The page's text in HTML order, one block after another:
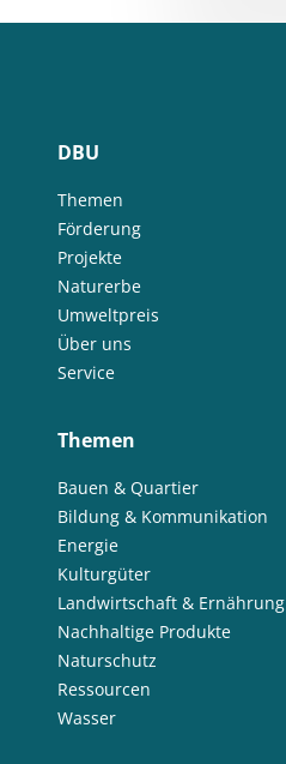
DBU
Themen
Förderung
Projekte
Naturerbe
Umweltpreis
Über uns
Service
Themen
Bauen & Quartier
Bildung & Kommunikation
Energie
Kulturgüter
Landwirtschaft & Ernährung
Nachhaltige Produkte
Naturschutz
Ressourcen
Wasser